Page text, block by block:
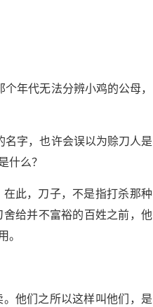
年代无法分辨小鸡的公母，
名字，也许会误以为赊刀人是
什么？
此，刀子，不是指打杀那种
给并不富裕的百姓之前，他
。
他们之所以这样叫他们，是